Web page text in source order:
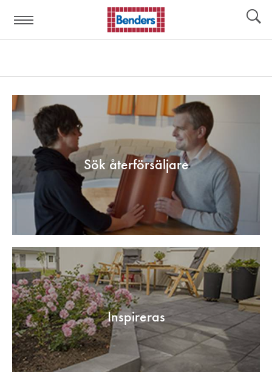
Sök återförsäljare
Inspireras